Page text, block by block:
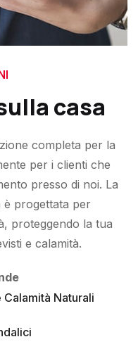
casa
completa per la
per i clienti che
presso di noi. La
è progettata per
proteggendo la tua
e calamità.
Naturali